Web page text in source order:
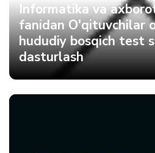
Informatika va
fanidan O'qituvchilar
hududiy bosqich test
dasturlash